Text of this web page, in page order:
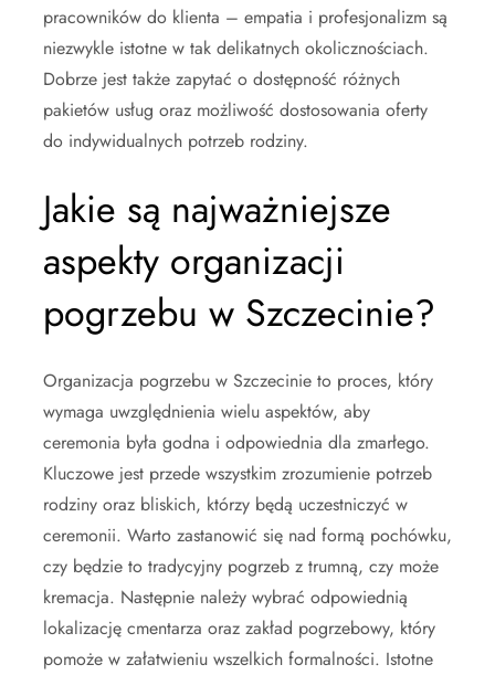
pracowników do klienta – empatia i profesjonalizm są
niezwykle istotne w tak delikatnych okolicznościach.
Dobrze jest także zapytać o dostępność różnych
pakietów usług oraz możliwość dostosowania oferty
do indywidualnych potrzeb rodziny.
Jakie są najważniejsze
aspekty organizacji
pogrzebu w Szczecinie?
Organizacja pogrzebu w Szczecinie to proces, który
wymaga uwzględnienia wielu aspektów, aby
ceremonia była godna i odpowiednia dla zmarłego.
Kluczowe jest przede wszystkim zrozumienie potrzeb
rodziny oraz bliskich, którzy będą uczestniczyć w
ceremonii. Warto zastanowić się nad formą pochówku,
czy będzie to tradycyjny pogrzeb z trumną, czy może
kremacja. Następnie należy wybrać odpowiednią
lokalizację cmentarza oraz zakład pogrzebowy, który
pomoże w załatwieniu wszelkich formalności. Istotne